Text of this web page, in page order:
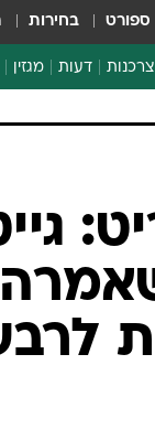
ספורט בחירות
צרכנות
צרכנות פיננסית
דעות מגזין